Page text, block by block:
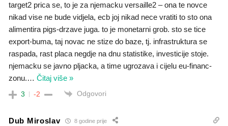
target2 prica se, to je za njemacku versaille2 – ona te novce
nikad vise ne bude vidjela, ecb joj nikad nece vratiti to sto ona
alimentira pigs-drzave juga. to je monetarni grob. sto se tice
export-buma, taj novac ne stize do baze, tj. infrastruktura se
raspada, rast placa negdje na dnu statistike, investicije stoje.
njemacku se javno pljacka, a time ugrozava i cijelu eu-financ-
zonu.… Čitaj više »
3 -2 Odgovori
Dub Miroslav 8 godine prije